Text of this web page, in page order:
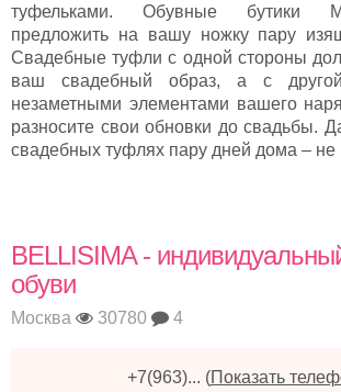
туфельками. Обувные бутики
предложить на вашу ножку пару
Свадебные туфли с одной стороны
ваш свадебный образ, а с
незаметными элементами вашего
разносите свои обновки до свадьбы.
свадебных туфлях пару дней дома – не
BELLISIMA -
обуви
Москва 30780 4
+7(963)... (Показать